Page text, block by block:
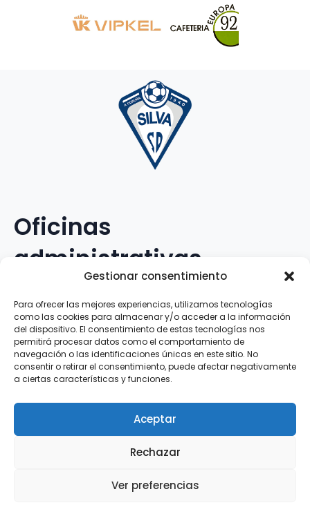
Gestionar consentimiento
Para ofrecer las mejores experiencias, utilizamos tecnologías
como las cookies para almacenar y/o acceder a la información
del dispositivo. El consentimiento de estas tecnologías nos
permitirá procesar datos como el comportamiento de
navegación o las identificaciones únicas en este sitio. No
consentir o retirar el consentimiento, puede afectar negativamente
a ciertas características y funciones.
Aceptar
Rechazar
Ver preferencias
Oficinas
administrativas
Avenida Galileo Galilei, 12
15.008 · A Coruña · España
Teléfono:881.069.303
WhatsApp:616.897.466
Cookies